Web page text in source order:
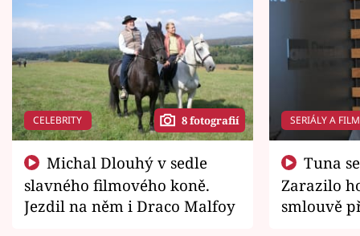
CELEBRITY 8 fotografií
slavného filmového koně.
Jezdil na něm i Draco Malfoy
SERIÁLY A
Zarazilo
smlouvě